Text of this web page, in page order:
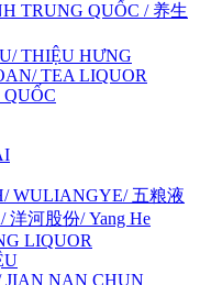
TRUNG QUỐC / 养生
THIỆU HƯNG
TEA LIQUOR
WULIANGYE/ 五粮液
河股份/ Yang He
LIQUOR
NAN CHUN